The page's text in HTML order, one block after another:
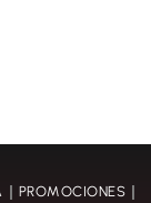
PROMOCIONES